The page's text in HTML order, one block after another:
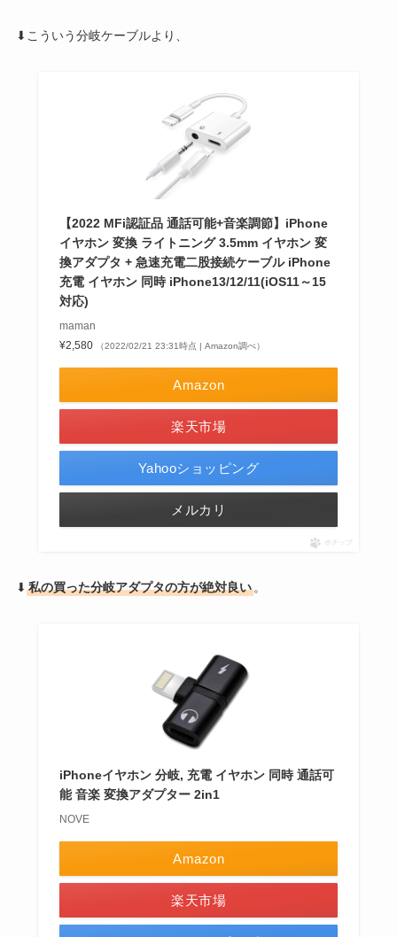
⬇こういう分岐ケーブルより、
【2022 MFi認証品 通話可能+音楽調節】iPhone
イヤホン 変換 ライトニング 3.5mm イヤホン 変
換アダプタ + 急速充電二股接続ケーブル iPhone
充電 イヤホン 同時 iPhone13/12/11(iOS11～15
対応)
maman
¥2,580
（2022/02/21 23:31時点 | Amazon調べ）
Amazon
楽天市場
Yahooショッピング
メルカリ
ポチップ
⬇ 私の買った分岐アダプタの方が絶対良い。
iPhoneイヤホン 分岐, 充電 イヤホン 同時 通話可
能 音楽 変換アダプター 2in1
NOVE
Amazon
楽天市場